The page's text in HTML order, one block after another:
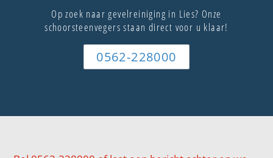
Op zoek naar gevelreiniging in Lies? Onze
schoorsteenvegers staan direct voor u klaar!
0562-228000